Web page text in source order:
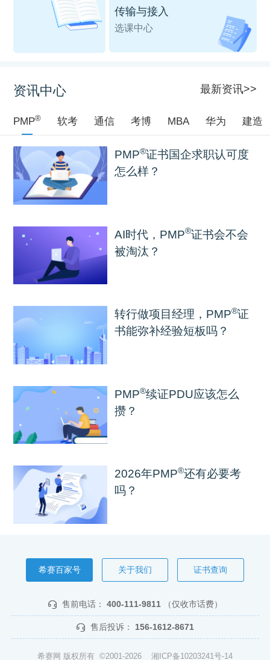
传输与接入
选课中心
资讯中心 最新资讯>>
PMP® 软考 通信 考博 MBA 华为 建造
PMP®证书国企求职认可度
怎么样？
AI时代，PMP®证书会不会
被淘汰？
转行做项目经理，PMP®证
书能弥补经验短板吗？
PMP®续证PDU应该怎么
攒？
2026年PMP®还有必要考
吗？
希赛百家号 关于我们 证书查询
售前电话： 400-111-9811 （仅收市话费）
售后投诉： 156-1612-8671
希赛网 版权所有 ©2001-2026 湘ICP备10203241号-14